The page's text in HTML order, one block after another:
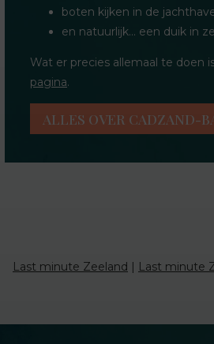
boten kijken in de
en natuurlijk... een duik in
Wat er precies allemaal te doen
pagina.
ALLES OVER CADZAND-
Last minute Zeeland | Last minute